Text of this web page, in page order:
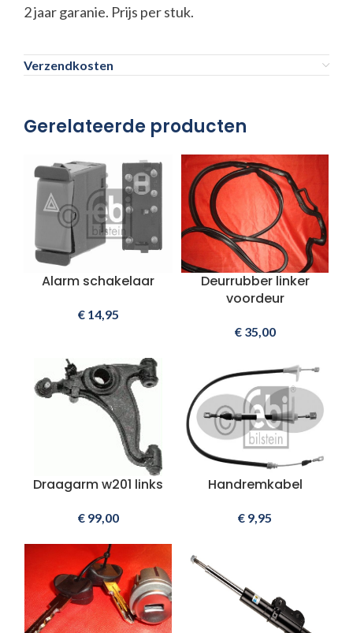
2 jaar garanie. Prijs per stuk.
Verzendkosten
Gerelateerde producten
Alarm schakelaar
€14,95
Deurrubber linker
voordeur
€35,00
Draagarm w201 links
€99,00
Handremkabel
€ 9,95